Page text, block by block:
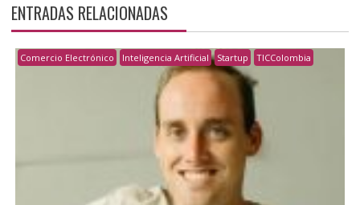
ENTRADAS RELACIONADAS
Comercio Electrónico Inteligencia Artificial Startup TICColombia